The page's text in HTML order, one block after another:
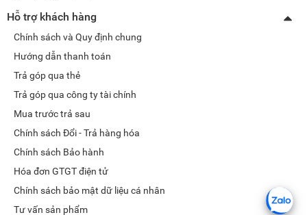
Hỗ trợ khách hàng
Chính sách và Quy định chung
Hướng dẫn thanh toán
Trả góp qua thẻ
Trả góp qua công ty tài chính
Mua trước trả sau
Chính sách Đổi - Trả hàng hóa
Chính sách Bảo hành
Hóa đơn GTGT điện tử
Chính sách bảo mật dữ liệu cá nhân
Tư vấn sản phẩm